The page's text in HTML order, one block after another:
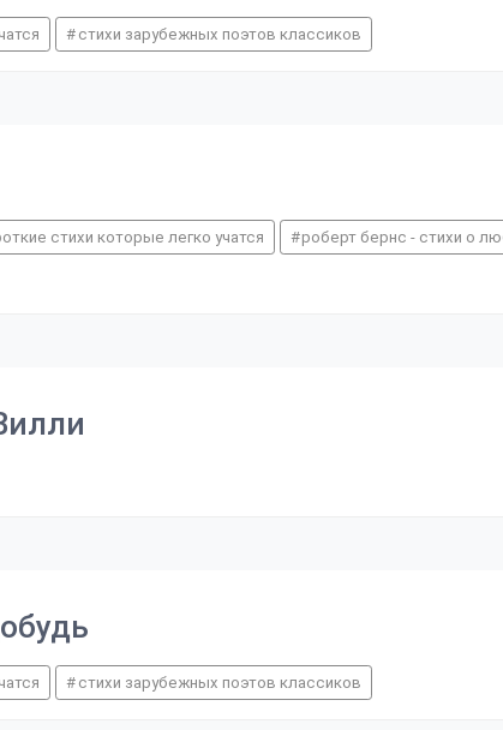
стихи зарубежных поэтов классиков
стихи которые легко учатся роберт бернс - стихи о
стихи зарубежных поэтов классиков